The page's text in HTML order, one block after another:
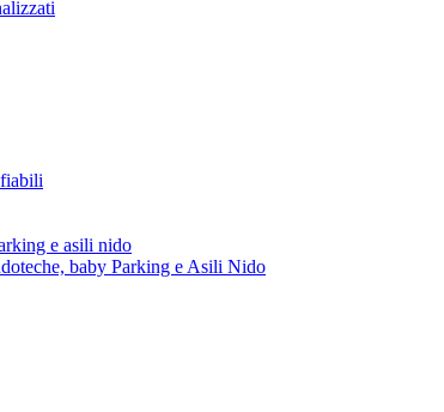
e asili nido
baby Parking e Asili Nido